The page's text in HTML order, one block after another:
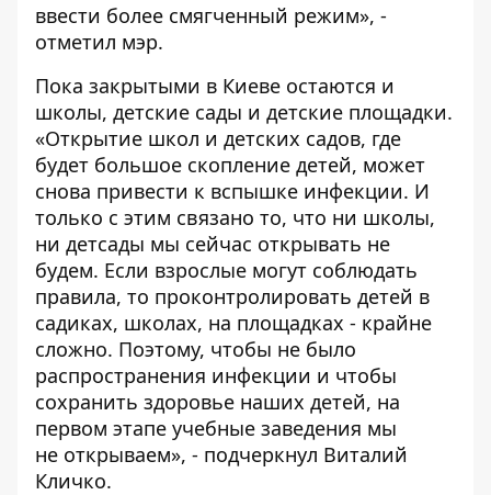
ввести более смягченный режим», -
отметил мэр.
Пока закрытыми в Киеве остаются и
школы, детские сады и детские площадки.
«Открытие школ и детских садов, где
будет большое скопление детей, может
снова привести к вспышке инфекции. И
только с этим связано то, что ни школы,
ни детсады мы сейчас открывать не
будем. Если взрослые могут соблюдать
правила, то проконтролировать детей в
садиках, школах, на площадках - крайне
сложно. Поэтому, чтобы не было
распространения инфекции и чтобы
сохранить здоровье наших детей, на
первом этапе учебные заведения мы
не открываем», - подчеркнул Виталий
Кличко.